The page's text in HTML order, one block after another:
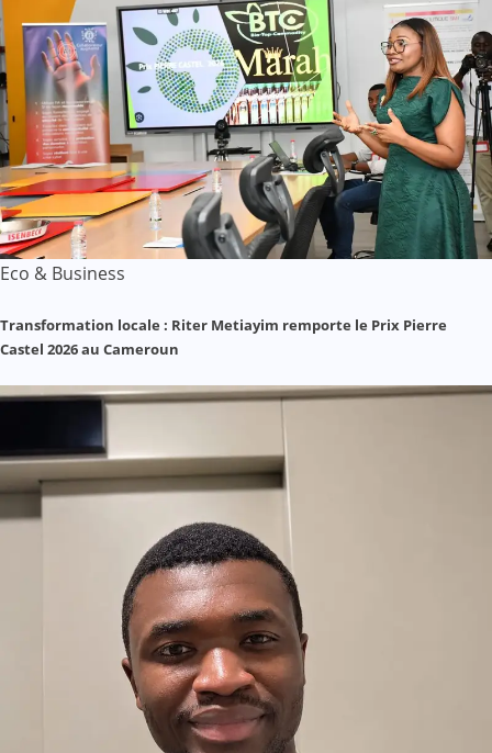
Eco & Business
Transformation locale : Riter Metiayim remporte le Prix Pierre
Castel 2026 au Cameroun